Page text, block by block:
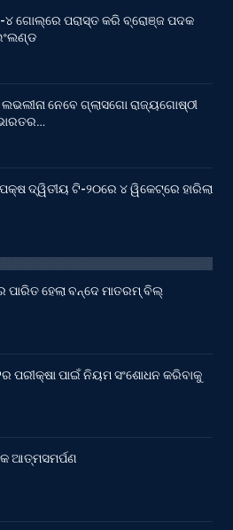
୪ ଗୋଲ୍‌ରେ ପରାସ୍ତ କରି ବ୍ରୋଞ୍ଜ ପଦକ
ଲଭଲୀନା ନେବେ ଗ୍ଲାସଗୋ ରାଜ୍ୟଗୋଷ୍ଠୀ
ଦ୍ୱିତୀୟ ଟି-୨୦ରେ ୪ ୱିକେଟ୍‌ରେ ହାରିଲା
ପାରିତ ହେଲା ବନ୍ଦେ ମାତରମ୍‌ ବିଲ୍‌
ପରୀକ୍ଷା ପାଇଁ ନିୟମ ସଂଶୋଧନ କରିବାକୁ
ଆତ୍ମସମର୍ପଣ